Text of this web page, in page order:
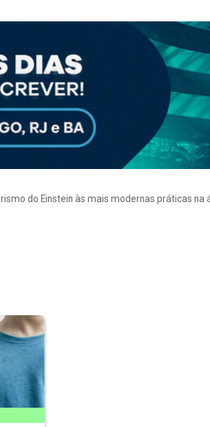
do Einstein às mais modernas práticas na